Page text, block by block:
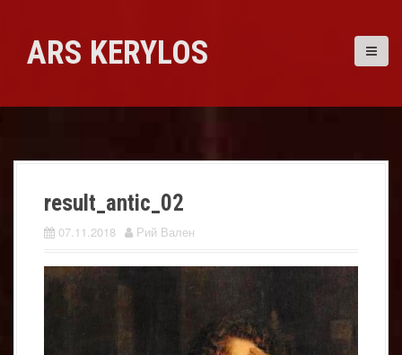
contentARS KERYLOS
result_antic_02
07.11.2018 Рий Вален